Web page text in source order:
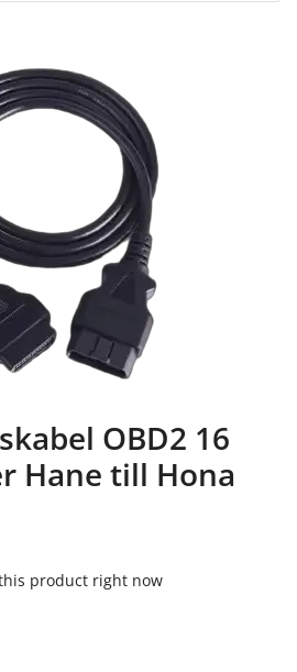
OBD2 16
Hane till Hona
product right now